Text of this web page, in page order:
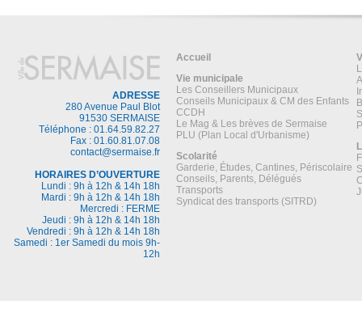
ADRESSE
280 Avenue Paul Blot
91530 SERMAISE
Téléphone : 01.64.59.82.27
Fax : 01.60.81.07.08
contact@sermaise.fr
HORAIRES D’OUVERTURE
Lundi : 9h à 12h & 14h 18h
Mardi : 9h à 12h & 14h 18h
Mercredi : FERME
Jeudi : 9h à 12h & 14h 18h
Vendredi : 9h à 12h & 14h 18h
Samedi : 1er Samedi du mois 9h-
12h
Accueil
Vie municipale
Les Conseillers Municipaux
Conseils Municipaux & CM des Enfants
CCDH
Le Mag & Les brèves de Sermaise
PLU (Plan Local d'Urbanisme)
Scolarité
Garderie, Études, Cantines, Périscolaire
Conseils, Parents, Délégués
Transports
Syndicat des transports (SITRD)